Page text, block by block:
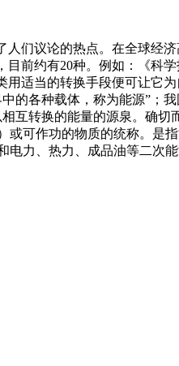
们议论的热点。在全球经
前约有20种。例如：《科
适当的转换手段便可让它
的各种载体，称为能源”；
互转换的能量的源泉。确
可作功的物质的统称。是
力、热力、成品油等二次